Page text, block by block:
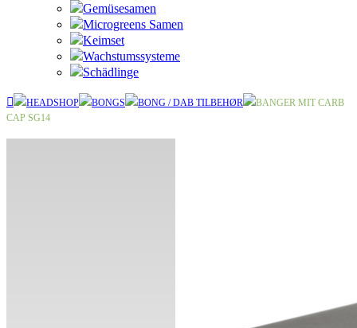
Gemüsesamen
Microgreens Samen
Keimset
Wachstumssysteme
Schädlinge
HEADSHOP BONGS BONG / DAB TILBEHØR
BANGER MIT CARB
CAP SG14